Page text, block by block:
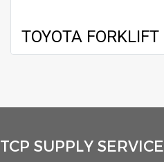
TCP SUPPLY SERVICE